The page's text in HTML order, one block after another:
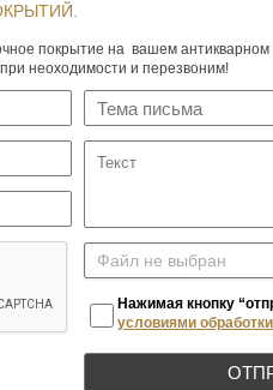
покрытие на вашем
неоходимости и перезвоним!
Файл не выбран
Нажимая кнопку
условиями